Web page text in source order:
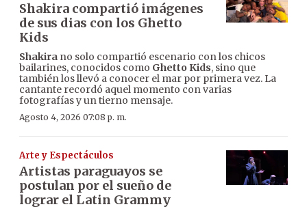
Shakira compartió imágenes
de sus dias con los Ghetto
Kids
Shakira no solo compartió escenario con los chicos
bailarines, conocidos como Ghetto Kids, sino que
también los llevó a conocer el mar por primera vez. La
cantante recordó aquel momento con varias
fotografías y un tierno mensaje.
Agosto 4, 2026 07:08 p. m.
Arte y Espectáculos
Artistas paraguayos se
postulan por el sueño de
lograr el Latin Grammy